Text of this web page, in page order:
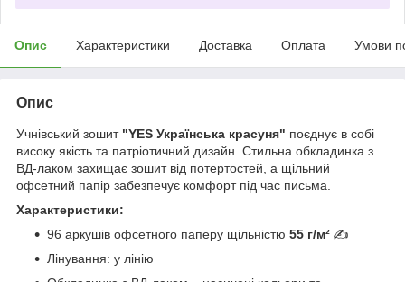
Опис Характеристики Доставка Оплата Умови
Опис
Учнівський зошит "YES Українська красуня" поєднує в собі
високу якість та патріотичний дизайн. Стильна обкладинка з
ВД-лаком захищає зошит від потертостей, а щільний
офсетний папір забезпечує комфорт під час письма.
Характеристики:
96 аркушів офсетного паперу щільністю 55 г/м² ✍️
Лінування: у лінію